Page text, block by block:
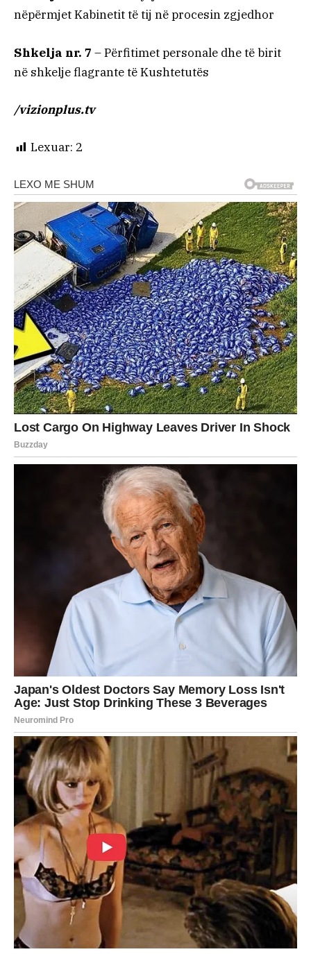
nëpërmjet Kabinetit të tij në procesin zgjedhor
Shkelja nr. 7 – Përfitimet personale dhe të birit
në shkelje flagrante të Kushtetutës
/vizionplus.tv
Lexuar: 2